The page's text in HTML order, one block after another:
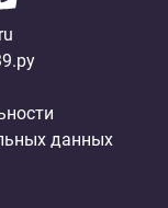
данных